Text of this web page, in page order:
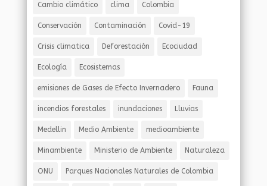
Cambio climático clima Colombia
Conservación Contaminación Covid-19
Crisis climatica Deforestación Ecociudad
Ecología Ecosistemas
emisiones de Gases de Efecto Invernadero Fauna
incendios forestales inundaciones Lluvias
Medellin Medio Ambiente medioambiente
Minambiente Ministerio de Ambiente Naturaleza
ONU Parques Nacionales Naturales de Colombia